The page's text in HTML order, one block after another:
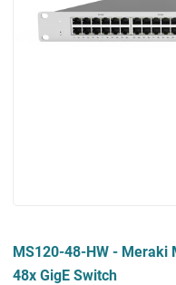
MS120-48-HW - Meraki
48x GigE Switch